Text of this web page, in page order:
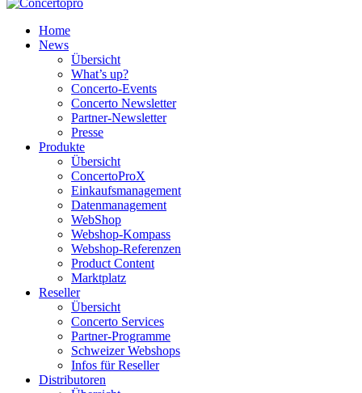
Home
News
Übersicht
What’s up?
Concerto-Events
Concerto Newsletter
Partner-Newsletter
Presse
Produkte
Übersicht
ConcertoProX
Einkaufsmanagement
Datenmanagement
WebShop
Webshop-Kompass
Webshop-Referenzen
Product Content
Marktplatz
Reseller
Übersicht
Concerto Services
Partner-Programme
Schweizer Webshops
Infos für Reseller
Distributoren